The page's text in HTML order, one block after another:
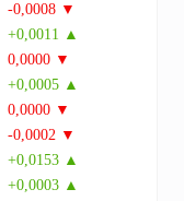
-0,0008 ▼
+0,0011 ▲
0,0000 ▼
+0,0005 ▲
0,0000 ▼
-0,0002 ▼
+0,0153 ▲
+0,0003 ▲